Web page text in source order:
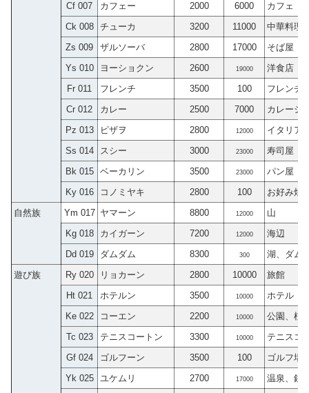
Cf 007
カフェー 2000 6000
カフェ
Ck 008
チューカ 3200 11000
中華料理
Zs 009
ザルソーバ 2800 17000
そば屋
Ys 010
ヨーショクン 2600 19000
洋食店
Fr 011
フレンチ 3500 100
フレンチ
Cr 012
カレー 2500 7000
カレーシ
Pz 013
ピザヲ 2800 12000
イタリア
Ss 014
スシー 3000 23000
寿司屋
Bk 015
ベーカリン 3500 23000
パン屋
Ky 016
コノミヤキ 2800 100
お好み焼
自然族
Ym 017 ヤマーン 8800 12000
山
Kg 018
カイガーン 7200 12000
海辺
Dd 019
ダムダム 8300 300
湖、ダム
遊び族
Ry 020 リョカーン 2800 10000
旅館
Ht 021
ホテルン 3500 10000
ホテル
Ke 022
コーエン 2200 10000
公園、植
Tc 023
テニスコートン 3300 10000
テニスコ
Gf 024
ゴルフーン 3500 100
ゴルフ場
Yk 025
ユケムリ 2700 17000
温泉、銭